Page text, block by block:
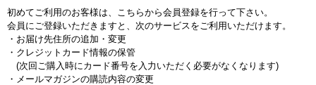
初めてご利用のお客様は、こちらから会員登録を行って下さい。
会員にご登録いただきますと、次のサービスをご利用いただけます。
・お届け先住所の追加・変更
・クレジットカード情報の保管
(次回ご購入時にカード番号を入力いただく必要がなくなります)
・メールマガジンの購読内容の変更